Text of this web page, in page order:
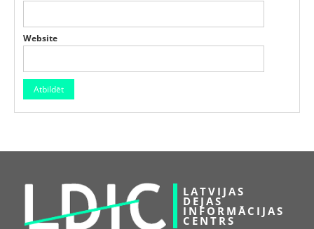
Website
LATVIJAS
DEJAS
INFORMĀCIJAS
CENTRS